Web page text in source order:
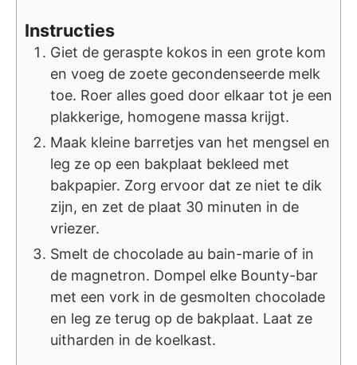
Instructies
Giet de geraspte kokos in een grote kom
en voeg de zoete gecondenseerde melk
toe. Roer alles goed door elkaar tot je een
plakkerige, homogene massa krijgt.
Maak kleine barretjes van het mengsel en
leg ze op een bakplaat bekleed met
bakpapier. Zorg ervoor dat ze niet te dik
zijn, en zet de plaat 30 minuten in de
vriezer.
Smelt de chocolade au bain-marie of in
de magnetron. Dompel elke Bounty-bar
met een vork in de gesmolten chocolade
en leg ze terug op de bakplaat. Laat ze
uitharden in de koelkast.